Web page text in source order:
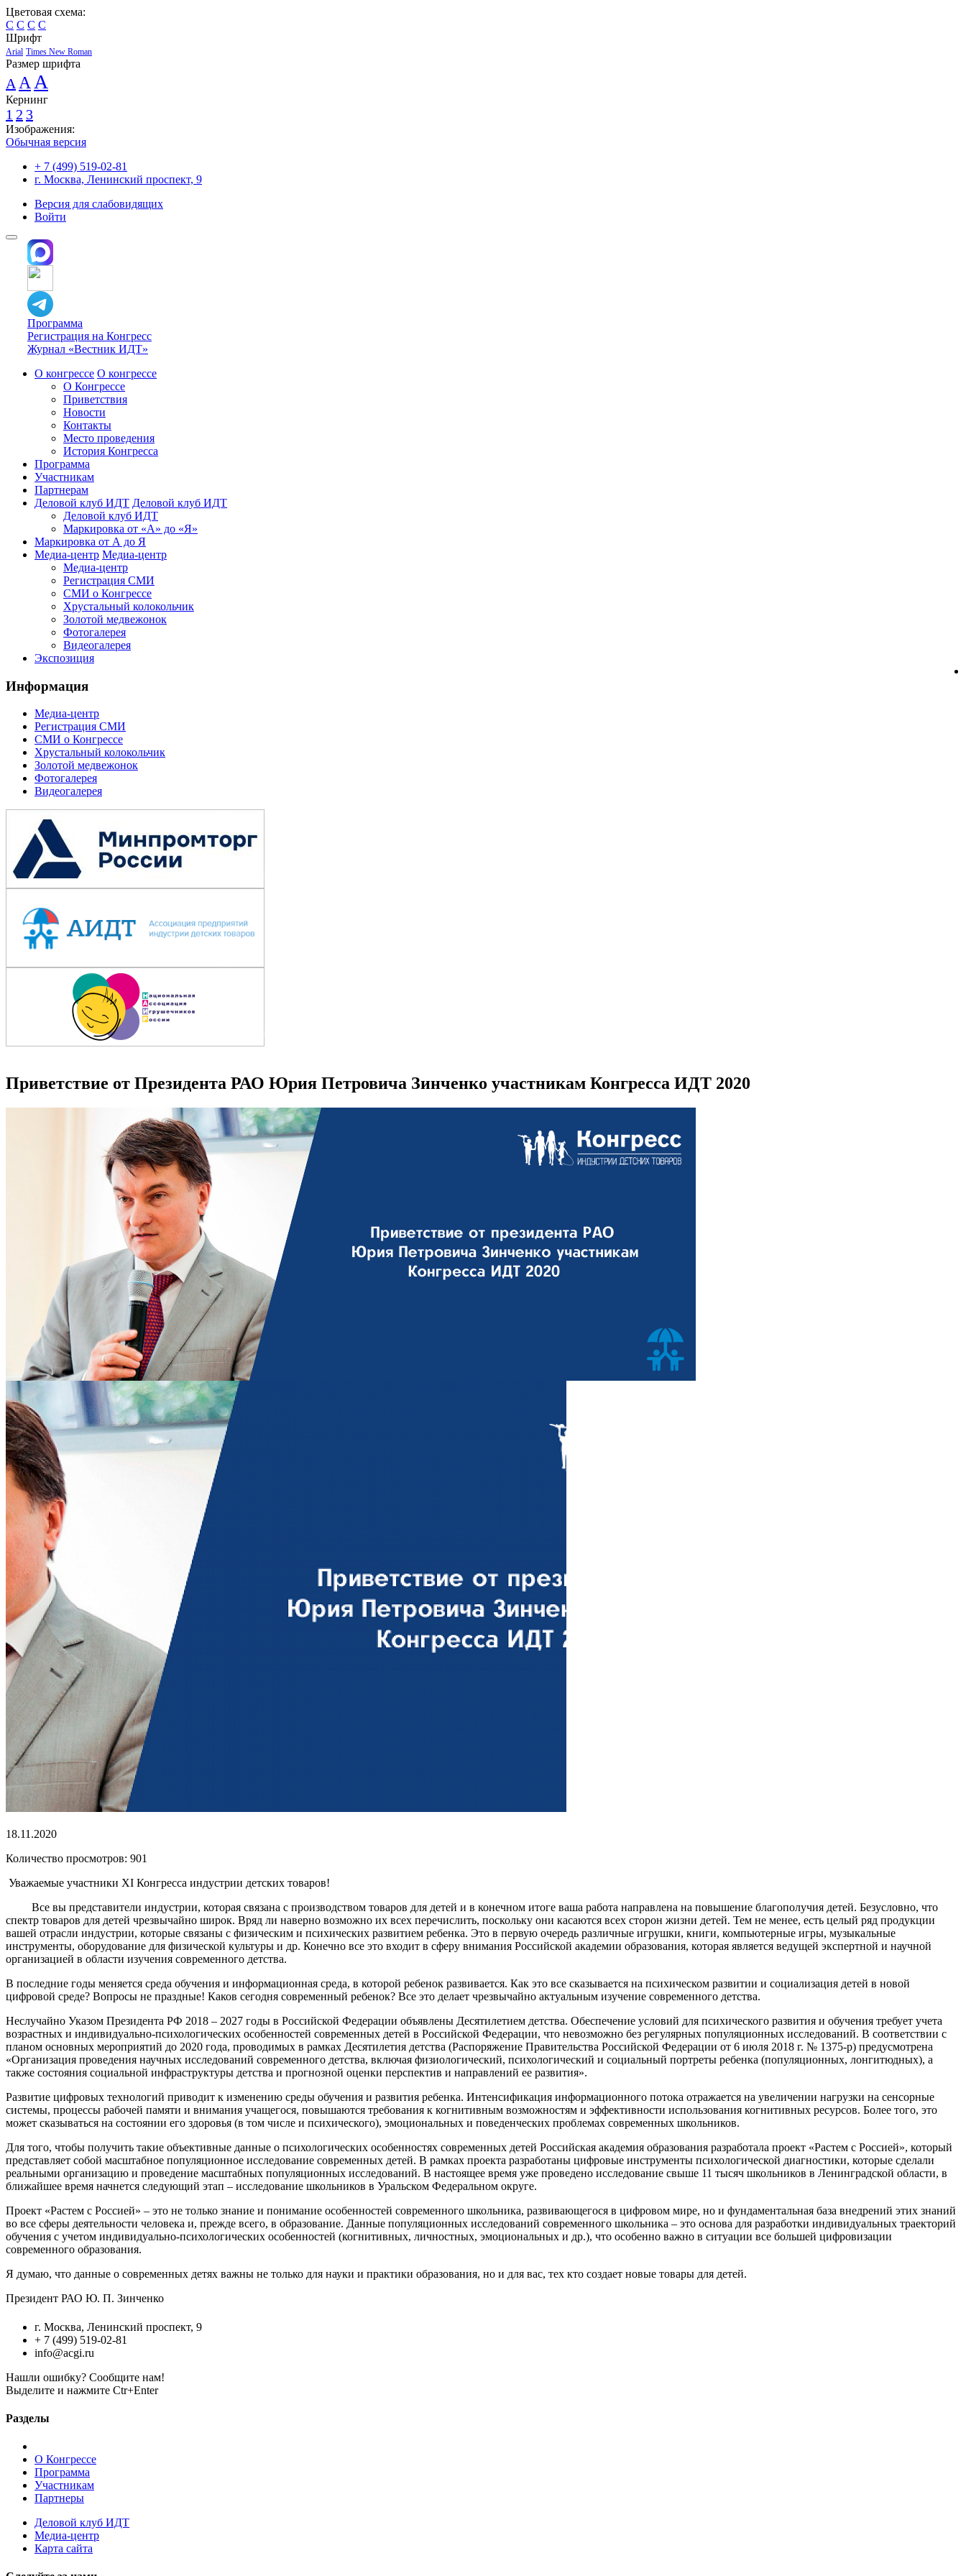
Цветовая схема:
C C C C
Шрифт
Arial Times New Roman
Размер шрифта
A A A
Кернинг
1 2 3
Изображения:
Обычная версия
+ 7 (499) 519-02-81
г. Москва, Ленинский проспект, 9
Версия для слабовидящих
Войти
Программа
Регистрация на Конгресс
Журнал «Вестник ИДТ»
О конгрессе О конгрессе
О Конгрессе
Приветствия
Новости
Контакты
Место проведения
История Конгресса
Программа
Участникам
Партнерам
Деловой клуб ИДТ Деловой клуб ИДТ
Деловой клуб ИДТ
Маркировка от «А» до «Я»
Маркировка от А до Я
Медиа-центр Медиа-центр
Медиа-центр
Регистрация СМИ
СМИ о Конгрессе
Хрустальный колокольчик
Золотой медвежонок
Фотогалерея
Видеогалерея
Экспозиция
Информация
Медиа-центр
Регистрация СМИ
СМИ о Конгрессе
Хрустальный колокольчик
Золотой медвежонок
Фотогалерея
Видеогалерея
Приветствие от Президента РАО Юрия Петровича Зинченко участникам Конгресса ИДТ 2020
18.11.2020
Количество просмотров: 901
Уважаемые участники XI Конгресса индустрии детских товаров!
Все вы представители индустрии, которая связана с производством товаров для детей и в конечном итоге ваша работа направлена на повышение благополучия детей. Безусловно, что
спектр товаров для детей чрезвычайно широк. Вряд ли наверно возможно их всех перечислить, поскольку они касаются всех сторон жизни детей. Тем не менее, есть целый ряд продукции
вашей отрасли индустрии, которые связаны с физическим и психических развитием ребенка. Это в первую очередь различные игрушки, книги, компьютерные игры, музыкальные
инструменты, оборудование для физической культуры и др. Конечно все это входит в сферу внимания Российской академии образования, которая является ведущей экспертной и научной
организацией в области изучения современного детства.
В последние годы меняется среда обучения и информационная среда, в которой ребенок развивается. Как это все сказывается на психическом развитии и социализация детей в новой
цифровой среде? Вопросы не праздные! Каков сегодня современный ребенок? Все это делает чрезвычайно актуальным изучение современного детства.
Неслучайно Указом Президента РФ 2018 – 2027 годы в Российской Федерации объявлены Десятилетием детства. Обеспечение условий для психического развития и обучения требует учета
возрастных и индивидуально-психологических особенностей современных детей в Российской Федерации, что невозможно без регулярных популяционных исследований. В соответствии с
планом основных мероприятий до 2020 года, проводимых в рамках Десятилетия детства (Распоряжение Правительства Российской Федерации от 6 июля 2018 г. № 1375-р) предусмотрена
«Организация проведения научных исследований современного детства, включая физиологический, психологический и социальный портреты ребенка (популяционных, лонгитюдных), а
также состояния социальной инфраструктуры детства и прогнозной оценки перспектив и направлений ее развития».
Развитие цифровых технологий приводит к изменению среды обучения и развития ребенка. Интенсификация информационного потока отражается на увеличении нагрузки на сенсорные
системы, процессы рабочей памяти и внимания учащегося, повышаются требования к когнитивным возможностям и эффективности использования когнитивных ресурсов. Более того, это
может сказываться на состоянии его здоровья (в том числе и психического), эмоциональных и поведенческих проблемах современных школьников.
Для того, чтобы получить такие объективные данные о психологических особенностях современных детей Российская академия образования разработала проект «Растем с Россией», который
представляет собой масштабное популяционное исследование современных детей. В рамках проекта разработаны цифровые инструменты психологической диагностики, которые сделали
реальными организацию и проведение масштабных популяционных исследований. В настоящее время уже проведено исследование свыше 11 тысяч школьников в Ленинградской области, в
ближайшее время начнется следующий этап – исследование школьников в Уральском Федеральном округе.
Проект «Растем с Россией» – это не только знание и понимание особенностей современного школьника, развивающегося в цифровом мире, но и фундаментальная база внедрений этих знаний
во все сферы деятельности человека и, прежде всего, в образование. Данные популяционных исследований современного школьника – это основа для разработки индивидуальных траекторий
обучения с учетом индивидуально-психологических особенностей (когнитивных, личностных, эмоциональных и др.), что особенно важно в ситуации все большей цифровизации
современного образования.
Я думаю, что данные о современных детях важны не только для науки и практики образования, но и для вас, тех кто создает новые товары для детей.
Президент РАО Ю. П. Зинченко
г. Москва, Ленинский проспект, 9
+ 7 (499) 519-02-81
info@acgi.ru
Нашли ошибку? Сообщите нам!
Выделите и нажмите Ctr+Enter
Разделы
О Конгрессе
Программа
Участникам
Партнеры
Деловой клуб ИДТ
Медиа-центр
Карта сайта